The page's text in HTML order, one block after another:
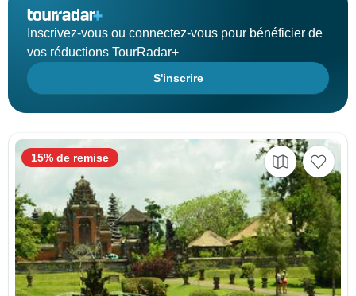
Inscrivez-vous ou connectez-vous pour bénéficier de
vos réductions TourRadar+
S'inscrire
15% de remise